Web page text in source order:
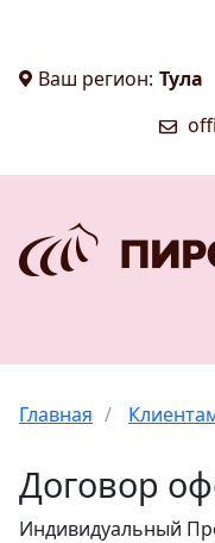
Ваш регион: Тула
Главная /
Договор
Индивидуальный